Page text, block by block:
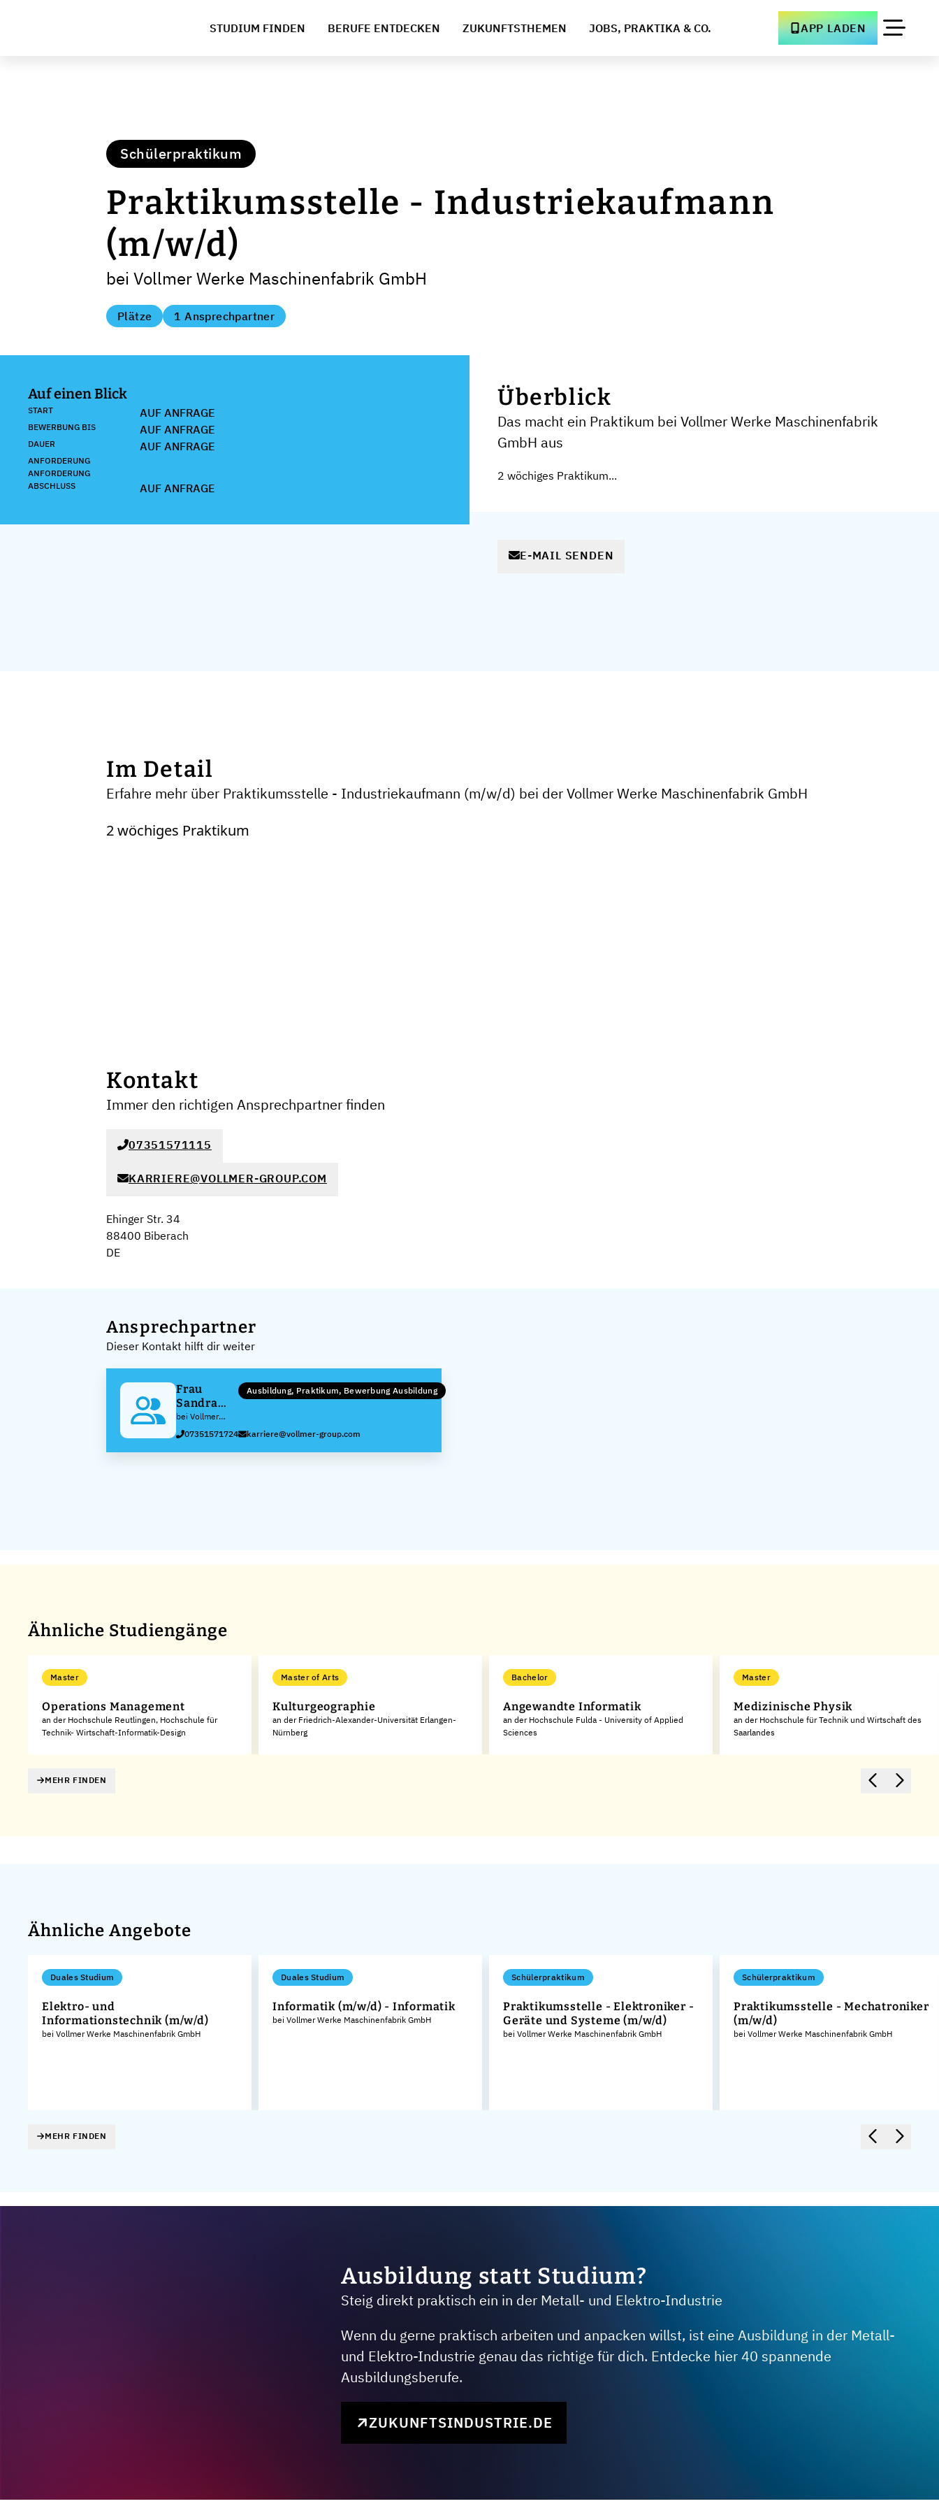
STUDIUM FINDEN BERUFE ENTDECKEN ZUKUNFTSTHEMEN JOBS, PRAKTIKA & CO. APP LADEN
Schülerpraktikum
Praktikumsstelle - Industriekaufmann
(m/w/d)
bei Vollmer Werke Maschinenfabrik GmbH
Plätze 1 Ansprechpartner
Auf einen Blick
START AUF ANFRAGE
BEWERBUNG BIS AUF ANFRAGE
DAUER AUF ANFRAGE
ANFORDERUNG
ANFORDERUNG
ABSCHLUSS
AUF ANFRAGE
Überblick
Das macht ein Praktikum bei Vollmer Werke Maschinenfabrik
GmbH aus
2 wöchiges Praktikum...
E-MAIL SENDEN
Im Detail
Erfahre mehr über Praktikumsstelle - Industriekaufmann (m/w/d) bei der Vollmer Werke Maschinenfabrik GmbH
2 wöchiges Praktikum
Kontakt
Immer den richtigen Ansprechpartner finden
07351571115
KARRIERE@VOLLMER-GROUP.COM
Ehinger Str. 34
88400 Biberach
DE
Ansprechpartner
Dieser Kontakt hilft dir weiter
Frau
Sandra
Folkerts
bei Vollmer
Werke
Maschinenfabrik
GmbH
Ausbildung, Praktikum, Bewerbung Ausbildung
07351571724 karriere@vollmer-group.com
Ähnliche Studiengänge
Master
Operations Management
an der Hochschule Reutlingen, Hochschule für
Technik- Wirtschaft-Informatik-Design
Master of Arts
Kulturgeographie
an der Friedrich-Alexander-Universität Erlangen-
Nürnberg
Bachelor
Angewandte Informatik
an der Hochschule Fulda - University of Applied
Sciences
Master
Medizinische Physik
an der Hochschule für Technik und Wirtschaft des
Saarlandes
MEHR FINDEN
Ähnliche Angebote
Duales Studium
Elektro- und
Informationstechnik (m/w/d)
bei Vollmer Werke Maschinenfabrik GmbH
Duales Studium
Informatik (m/w/d) - Informatik
bei Vollmer Werke Maschinenfabrik GmbH
Schülerpraktikum
Praktikumsstelle - Elektroniker -
Geräte und Systeme (m/w/d)
bei Vollmer Werke Maschinenfabrik GmbH
Schülerpraktikum
Praktikumsstelle - Mechatroniker
(m/w/d)
bei Vollmer Werke Maschinenfabrik GmbH
MEHR FINDEN
Ausbildung statt Studium?
Steig direkt praktisch ein in der Metall- und Elektro-Industrie
Wenn du gerne praktisch arbeiten und anpacken willst, ist eine Ausbildung in der Metall-
und Elektro-Industrie genau das richtige für dich. Entdecke hier 40 spannende
Ausbildungsberufe.
ZUKUNFTSINDUSTRIE.DE